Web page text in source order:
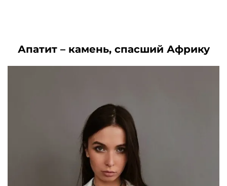
Апатит – камень, спасший Африку